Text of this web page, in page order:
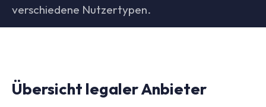
verschiedene Nutzertypen.
Übersicht legaler Anbieter